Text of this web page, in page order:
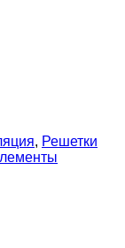
, Решетки